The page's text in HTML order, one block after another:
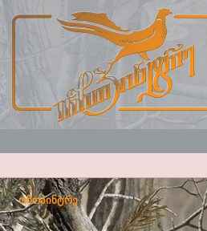
ოჩოპინტრე